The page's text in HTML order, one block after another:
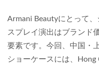
Armani Beautyにとって
スプレイ演出はブランド
要素です。今回、中国・
ショーケースには、Hong